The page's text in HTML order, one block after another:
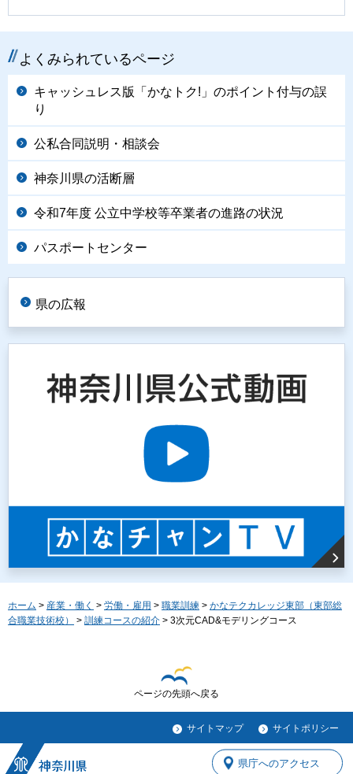
よくみられているページ
キャッシュレス版「かなトク!」のポイント付与の誤
り
公私合同説明・相談会
神奈川県の活断層
令和7年度 公立中学校等卒業者の進路の状況
パスポートセンター
県の広報
ホーム > 産業・働く > 労働・雇用 > 職業訓練 > かなテクカレッジ東部（東部総
合職業技術校）
> 訓練コースの紹介 > 3次元CAD&モデリングコース
ページの先頭へ戻る
サイトマップ サイトポリシー
県庁へのアクセス